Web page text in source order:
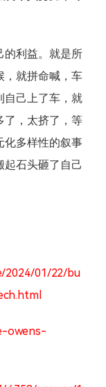
的利益。就是所
，就拼命喊，车
自己上了车，就
了，太挤了，等
化多样性的叙事
石头砸了自己
2024/01/22/bu
owens-